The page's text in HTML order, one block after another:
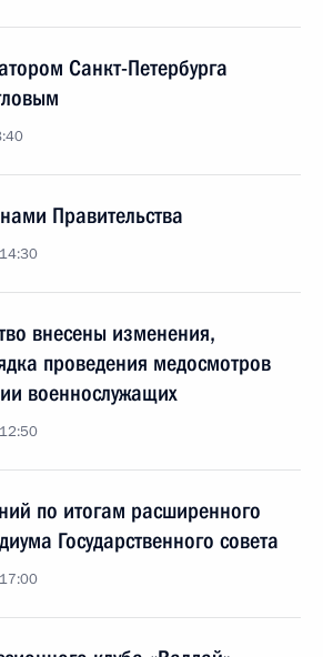
Санкт-Петербурга
Правительства
внесены изменения,
проведения медосмотров
военнослужащих
по итогам расширенного
Государственного совета